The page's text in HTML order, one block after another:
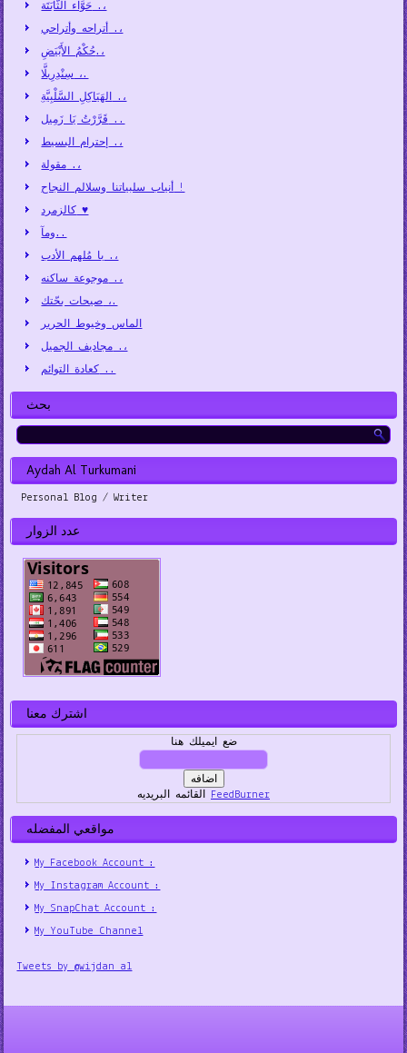
حَوَّاء الثَّابَتَة .،
أتراحه وأتراحي .،
حُكْمُ الأَبْيَضِ.،
سِنْدِرِيلَّا ،.
الهَيَاكِلِ السَّلْبِيَّةِ .،
قَرَّرْتُ يَا زَمِيل ..
إحترام البسيط .،
مقولة .،
أنياب سلبياتنا وسلالم النجاح !
كالزمرد ♥
ومآ..
يا مُلهم الأدب .،
موجوعة ساكنه .،
صيحات بحّتك ،.
الماس وخيوط الحرير
مجاديف الجميل .،
كعادة التوائم ..
بحث
Aydah Al Turkumani
Personal Blog / Writer
عدد الزوار
اشترك معنا
ضع ايميلك هنا
FeedBurner
مواقعي المفضله
My Facebook Account :
My Instagram Account :
My SnapChat Account :
My YouTube Channel
Tweets by @wijdan_al